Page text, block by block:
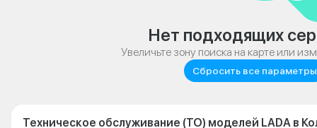
Нет подходящих
Увеличьте зону поиска на карте или
Сбросить все параметры
Техническое обслуживание (ТО) моделей LADA в